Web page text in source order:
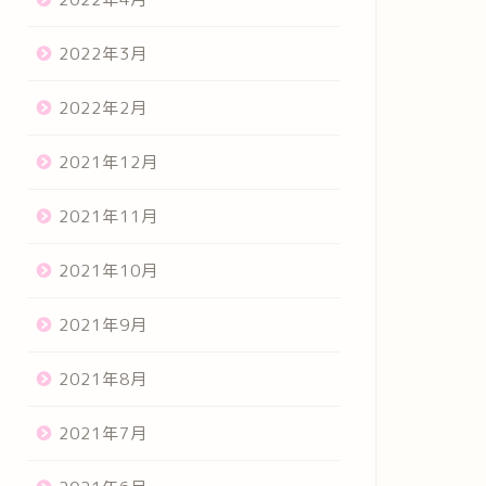
2022年3月
2022年2月
2021年12月
2021年11月
2021年10月
2021年9月
2021年8月
2021年7月